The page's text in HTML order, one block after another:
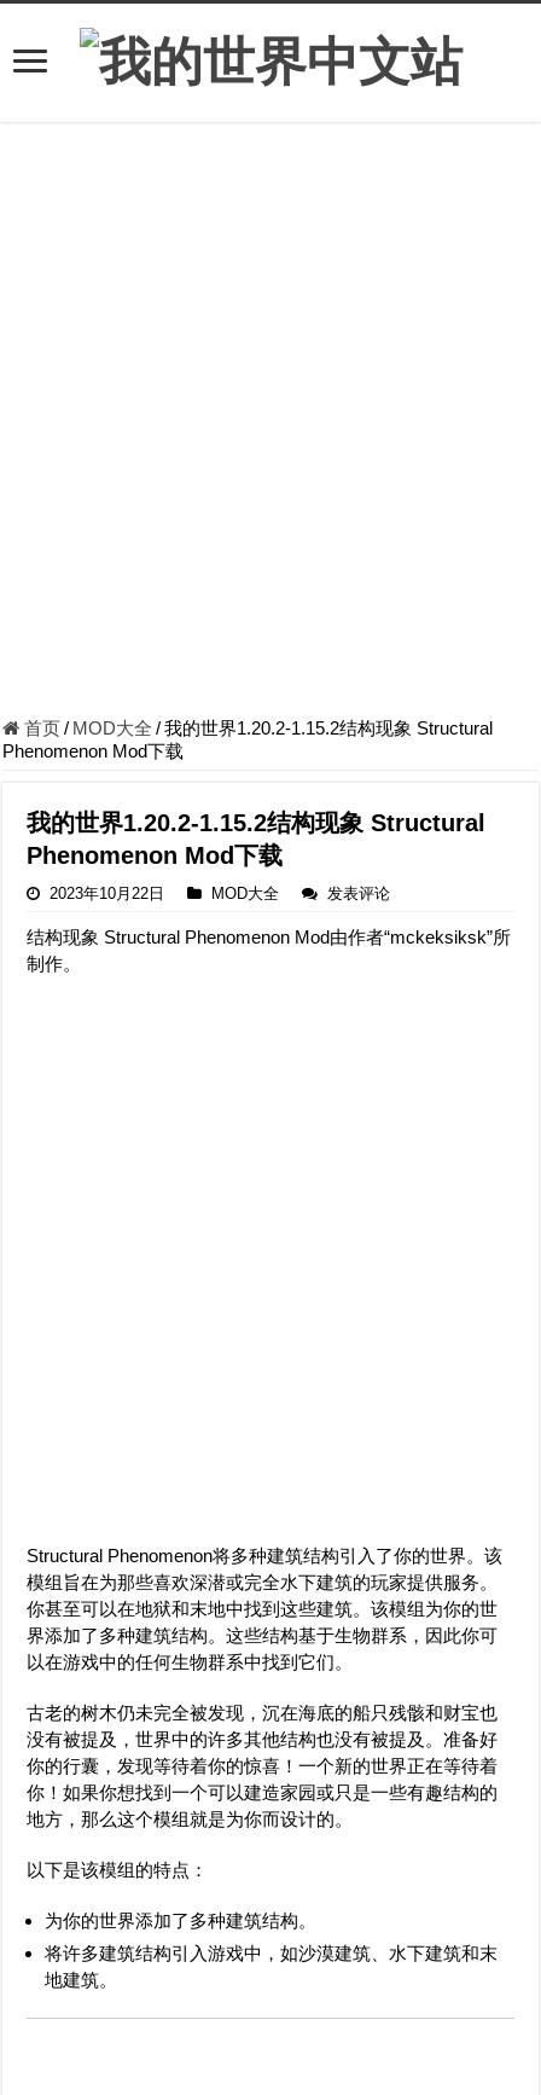
首页/ MOD大全 /我的世界1.20.2-1.15.2结构现象 Structural
Phenomenon Mod下载
我的世界1.20.2-1.15.2结构现象 Structural
Phenomenon Mod下载
2023年10月22日 MOD大全 发表评论
结构现象 Structural Phenomenon Mod由作者“mckeksiksk”所
制作。
Structural Phenomenon将多种建筑结构引入了你的世界。该
模组旨在为那些喜欢深潜或完全水下建筑的玩家提供服务。
你甚至可以在地狱和末地中找到这些建筑。该模组为你的世
界添加了多种建筑结构。这些结构基于生物群系，因此你可
以在游戏中的任何生物群系中找到它们。
古老的树木仍未完全被发现，沉在海底的船只残骸和财宝也
没有被提及，世界中的许多其他结构也没有被提及。准备好
你的行囊，发现等待着你的惊喜！一个新的世界正在等待着
你！如果你想找到一个可以建造家园或只是一些有趣结构的
地方，那么这个模组就是为你而设计的。
以下是该模组的特点：
为你的世界添加了多种建筑结构。
将许多建筑结构引入游戏中，如沙漠建筑、水下建筑和末
地建筑。